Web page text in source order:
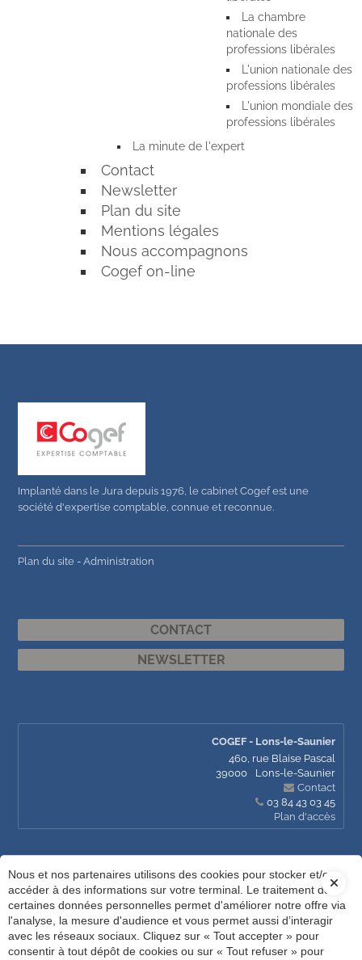
La chambre
nationale des
professions libérales
L'union nationale des
professions libérales
L'union mondiale des
professions libérales
La minute de l'expert
Contact
Newsletter
Plan du site
Mentions légales
Nous accompagnons
Cogef on-line
Implanté dans le Jura depuis 1976, le cabinet Cogef est une
société d'expertise comptable, connue et reconnue.
Plan du site -Administration
CONTACT
NEWSLETTER
COGEF - Lons-le-Saunier
460, rue Blaise Pascal
39000
Lons-le-Saunier
Contact
03 84 43 03 45
Plan d'accès
COGEF Dole
3 rue du Prélot
39100
Dole
Contact
03 84 70 94 71
Nous et nos partenaires utilisons des cookies pour stocker et/ou
accéder à des informations sur votre terminal. Le traitement de
certaines données personnelles permet d'améliorer notre offre via
l'analyse, la mesure d'audience et vous permet aussi d’interagir
avec les réseaux sociaux. Cliquez sur « Tout accepter » pour
consentir à tout dépôt de cookies ou sur « Tout refuser » pour